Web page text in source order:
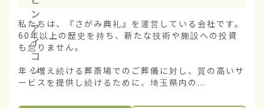
私たちは、『さがみ典礼』を運営している会社です。
60年以上の歴史を持ち、新たな技術や施設への投資
も怠りません。
年々増え続ける葬斎場でのご葬儀に対し、質の高いサ
ービスを提供し続けるために、埼玉県内の...